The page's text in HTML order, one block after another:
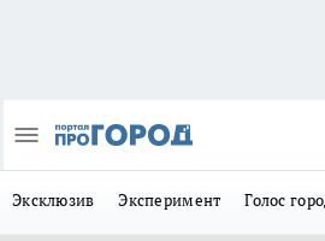
Эксклюзив Эксперимент Голос